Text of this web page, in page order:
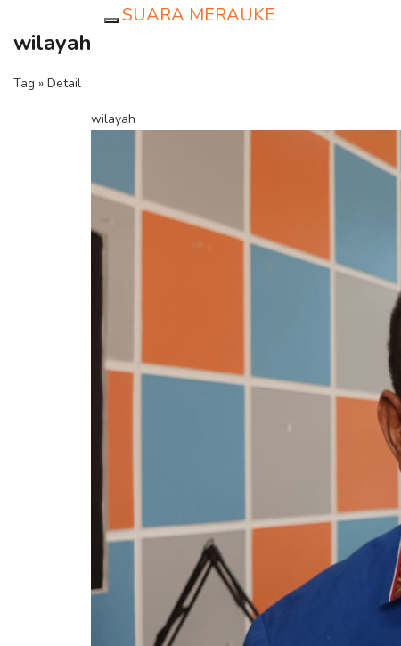
SUARA MERAUKE
wilayah
Tag » Detail
wilayah